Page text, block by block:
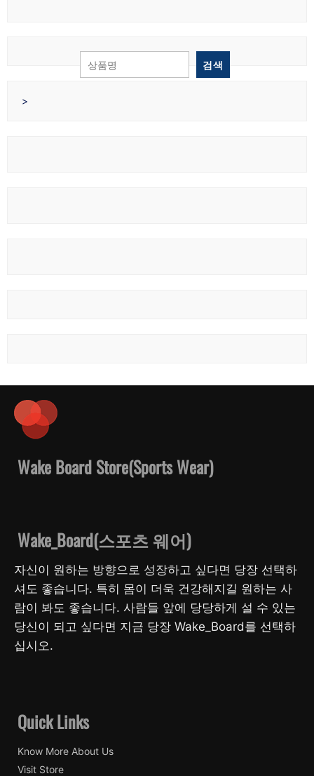
검색
>
Wake Board Store(Sports Wear)
Wake_Board(스포츠 웨어)
자신이 원하는 방향으로 성장하고 싶다면 당장 선택하
셔도 좋습니다. 특히 몸이 더욱 건강해지길 원하는 사
람이 봐도 좋습니다. 사람들 앞에 당당하게 설 수 있는
당신이 되고 싶다면 지금 당장 Wake_Board를 선택하
십시오.
Quick Links
Know More About Us
Visit Store